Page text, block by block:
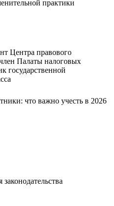
практики
Центра правового
Палаты налоговых
государственной
что важно учесть в 2026